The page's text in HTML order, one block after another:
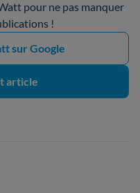
pour ne pas manquer
!
sur Google
article